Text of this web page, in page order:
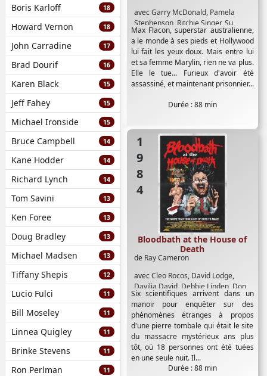
Boris Karloff 18
Howard Vernon 18
John Carradine 17
Brad Dourif 16
Karen Black 15
Jeff Fahey 15
Michael Ironside 15
Bruce Campbell 14
Kane Hodder 14
Richard Lynch 14
Tom Savini 13
Ken Foree 13
Doug Bradley 13
Michael Madsen 13
Tiffany Shepis 12
Lucio Fulci 11
Bill Moseley 11
Linnea Quigley 11
Brinke Stevens 11
Ron Perlman 11
avecGarry McDonald, Pamela
Stephenson, Ritchie Singer, Su
Cruickshank
Max Flacon, superstar australienne,
a le monde à ses pieds et Hollywood
lui fait les yeux doux. Mais entre lui
et sa femme Marylin, rien ne va plus.
Elle le tue... Furieux d'avoir été
assassiné, et maintenant prisonnier...
Durée : 88 min
1984
de Ray Cameron
avecCleo Rocos, David Lodge,
Davilia David, Debbie Linden, Don
Warrington,Gareth Hunt, Graham
Stark, John Fortune,John Stephen
Hill,Kenny Everett,Pamela
Stephenson ,Pat Ashton, Sheila
Steafel,Tim Barrett,Vincent Price
Bloodbath at the House of
Death
Six scientifiques arrivent dans un
manoir pour enquêter sur des
phénomènes étranges à propos
d'une pierre tombale qui était le site
du massacre mystérieux ans plus
tôt, où 18 personnes ont été tuées
en une seule nuit. Il...
Durée : 88 min